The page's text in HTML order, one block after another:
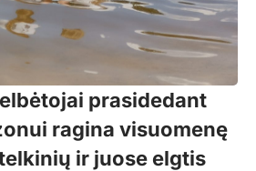
prasidedant
ragina visuomenę
ir juose elgtis